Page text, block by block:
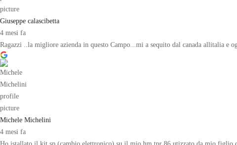
Giuseppe calascibetta
4 mesi fa
Ragazzi ..la migliore azienda in questo Campo...mi a sequito dal canada allitalia e
Michele Michelini
4 mesi fa